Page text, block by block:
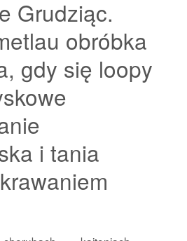
Grudziąc.
obróbka
gdy się loopy
i tania